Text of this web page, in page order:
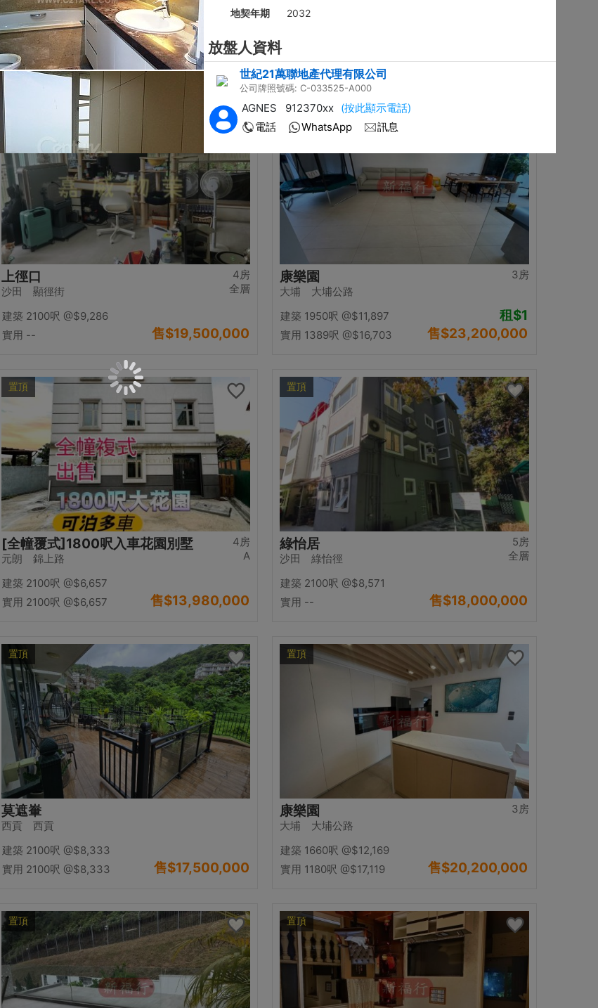
高層
九龍廣場
長沙灣 青山道485號
建築 3631呎@$4,682
實用 2542呎@$6,688
租$76,800
售$17,000,000
東方花園
建築 1350呎
實用 1058呎@$11,815 售$12,500,000
4房
全層
上徑口
沙田 顯徑街
建築 2100呎 @$9,286
實用 --
售$19,500,000
置頂
3房
康樂園
大埔 大埔公路
建築 1950呎 @$11,897
實用 1389呎 @$16,703
租$1
售$23,200,000
置頂
4房
A
[全幢覆式]1800呎入車花園別墅
元朗 錦上路
建築 2100呎 @$6,657
實用 2100呎 @$6,657 售$13,980,000
置頂
5房
全層
綠怡居
沙田 綠怡徑
建築 2100呎 @$8,571
實用 --
售$18,000,000
置頂
莫遮輋
西貢 西貢
建築 2100呎 @$8,333
實用 2100呎 @$8,333 售$17,500,000
置頂
3房
康樂園
大埔 大埔公路
建築 1660呎 @$12,169
實用 1180呎 @$17,119 售$20,200,000
置頂 置頂